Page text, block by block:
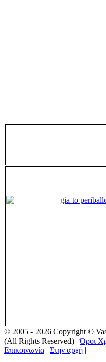
© 2005 - 2026 Copyright ©
(All Rights Reserved) |Όροι
Επικοινωνία | Στην αρχή |